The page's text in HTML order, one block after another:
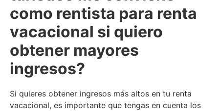
como rentista para renta
vacacional si quiero
obtener mayores
ingresos?
Si quieres obtener ingresos más altos en tu renta
vacacional, es importante que tengas en cuenta los